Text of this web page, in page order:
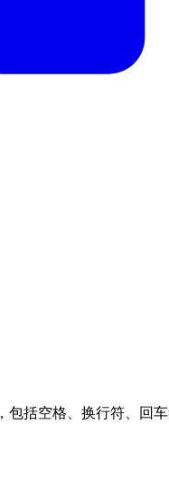
括空格、换行符、回